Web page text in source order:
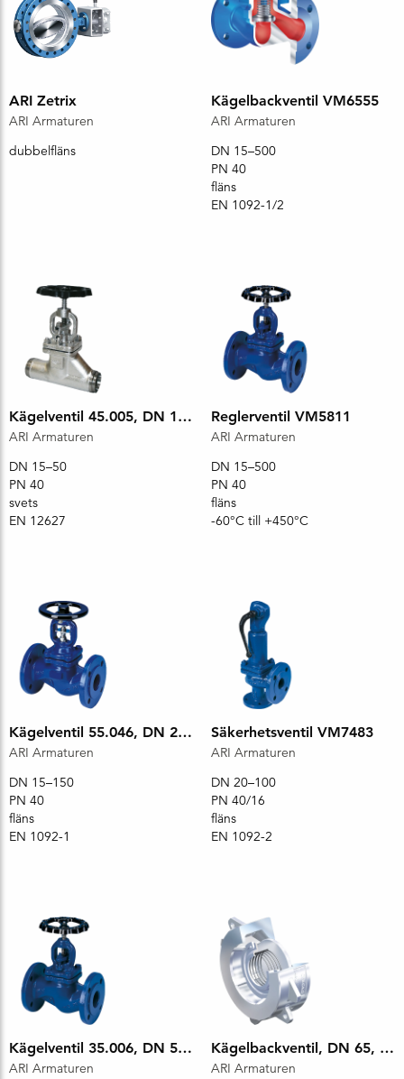
ARI Zetrix
ARI Armaturen
dubbelfläns
Kägelbackventil VM6555
ARI Armaturen
DN 15–500
PN 40
fläns
EN 1092-1/2
Kägelventil 45.005, DN 15, PN 40
ARI Armaturen
DN 15–50
PN 40
svets
EN 12627
Reglerventil VM5811
ARI Armaturen
DN 15–500
PN 40
fläns
-60°C till +450°C
Kägelventil 55.046, DN 25, PN 40
ARI Armaturen
DN 15–150
PN 40
fläns
EN 1092-1
Säkerhetsventil VM7483
ARI Armaturen
DN 20–100
PN 40/16
fläns
EN 1092-2
Kägelventil 35.006, DN 50, PN 40
ARI Armaturen
Kägelbackventil, DN 65, PN 40
ARI Armaturen